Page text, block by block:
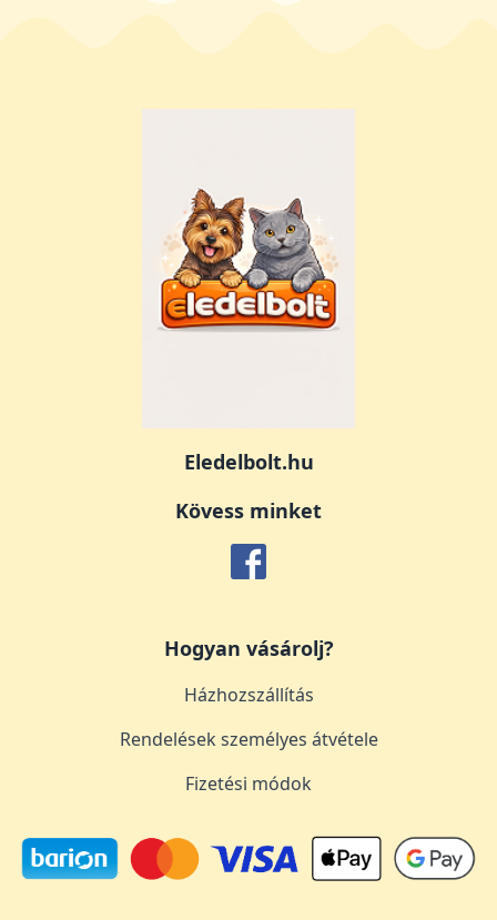
Eledelbolt.hu
Kövess minket
Hogyan vásárolj?
Házhozszállítás
Rendelések személyes átvétele
Fizetési módok